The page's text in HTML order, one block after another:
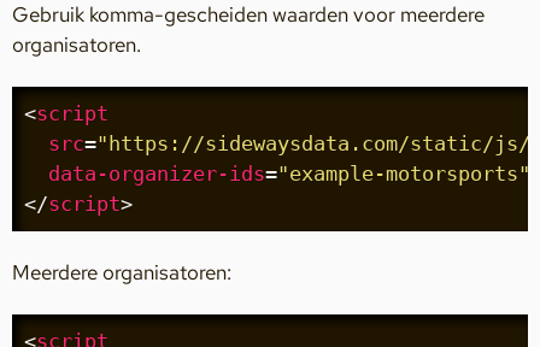
Gebruik komma-gescheiden waarden voor meerdere
organisatoren.
<script
src="https://sidewaysdata.com/static/js/
data-organizer-ids="example-motorsports"
</script>
Meerdere organisatoren:
<script